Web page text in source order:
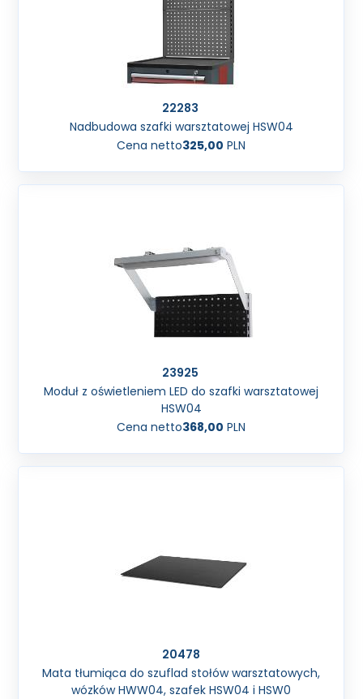
22283
Nadbudowa szafki warsztatowej HSW04
Cena netto325,00 PLN
23925
Moduł z oświetleniem LED do szafki warsztatowej
HSW04
Cena netto368,00 PLN
20478
Mata tłumiąca do szuflad stołów warsztatowych,
wózków HWW04, szafek HSW04 i HSW0